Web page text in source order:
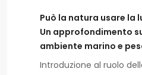
Può la natura usare la
Un approfondimento
ambiente marino e
Introduzione al ruolo